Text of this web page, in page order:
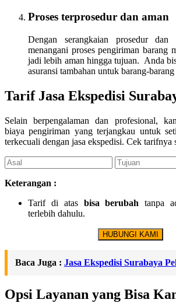
Proses terprosedur dan aman
Dengan serangkaian prosedur
menangani proses pengiriman barang
jadi lebih aman hingga tujuan. Anda
asuransi tambahan untuk barang-
Tarif Jasa Ekspedisi
Selain berpengalaman dan profesional,
biaya pengiriman yang terjangkau untuk
terkecuali dengan jasa ekspedisi. Cek tarifnya
Keterangan :
Tarif di atas bisa berubah tanpa
terlebih dahulu.
HUBUNGI KAMI
Baca Juga : Jasa Ekspedisi Surabaya
Opsi Layanan yang Bisa